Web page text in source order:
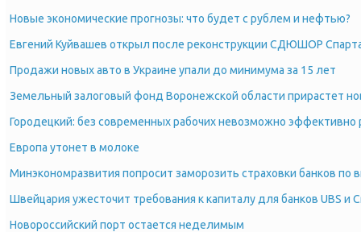
Новые экономические прогнозы: что будет с рублем и нефтью?
Евгений Куйвашев открыл после реконструкции СДЮШОР
Продажи новых авто в Украине упали до минимума за 15 лет
Земельный залоговый фонд Воронежской области прирастет
Городецкий: без современных рабочих невозможно эффективно
Европа утонет в молоке
Минэкономразвития попросит заморозить страховки банков по
Швейцария ужесточит требования к капиталу для банков UBS и
Новороссийский порт остается неделимым